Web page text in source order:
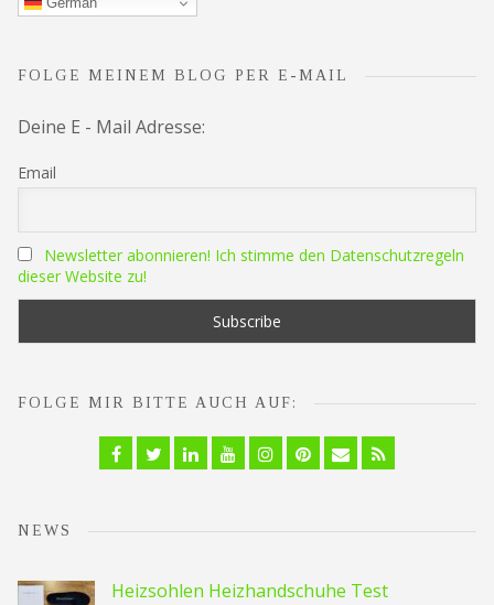
FOLGE MEINEM BLOG PER E-MAIL
Deine E - Mail Adresse:
Email
Newsletter abonnieren! Ich stimme den Datenschutzregeln
dieser Website zu!
FOLGE MIR BITTE AUCH AUF:
Facebook
TwitterLinkedinYouTubeInstagram
PinterestEmailRSS
NEWS
Heizsohlen Heizhandschuhe Test